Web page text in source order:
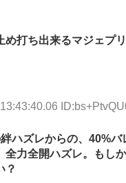
め打ち出来るマジェプリ
ハズレからの、40%バ
全力全開ハズレ。もし
？